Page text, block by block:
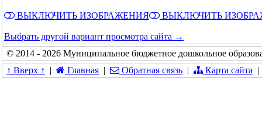
ВЫКЛЮЧИТЬ ИЗОБРАЖЕНИЯ ВЫКЛЮЧИТЬ
Выбрать другой вариант просмотра сайта →
© 2014 - 2026 Муниципальное бюджетное дошкольное
↑ Вверх ↑
| Главная | Обратная связь | Карта сайта